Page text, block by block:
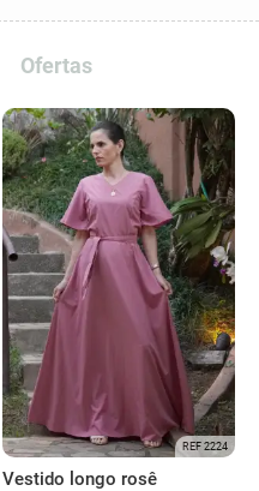
Ofertas
REF 2224
Vestido longo rosê